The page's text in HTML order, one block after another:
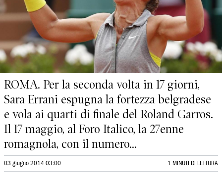
ROMA. Per la seconda volta in 17 giorni,
Sara Errani espugna la fortezza belgradese
e vola ai quarti di finale del Roland Garros.
Il 17 maggio, al Foro Italico, la 27enne
romagnola, con il numero...
03 giugno 2014 03:00 1 MINUTI DI LETTURA